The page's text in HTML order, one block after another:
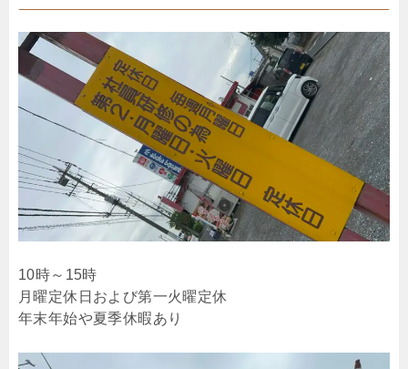
10時～15時
月曜定休日および第一火曜定休
年末年始や夏季休暇あり